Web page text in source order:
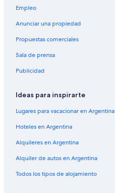
Empleo
Anunciar una propiedad
Propuestas comerciales
Sala de prensa
Publicidad
Ideas para inspirarte
Lugares para vacacionar en Argentina
Hoteles en Argentina
Alquileres en Argentina
Alquiler de autos en Argentina
Todos los tipos de alojamiento